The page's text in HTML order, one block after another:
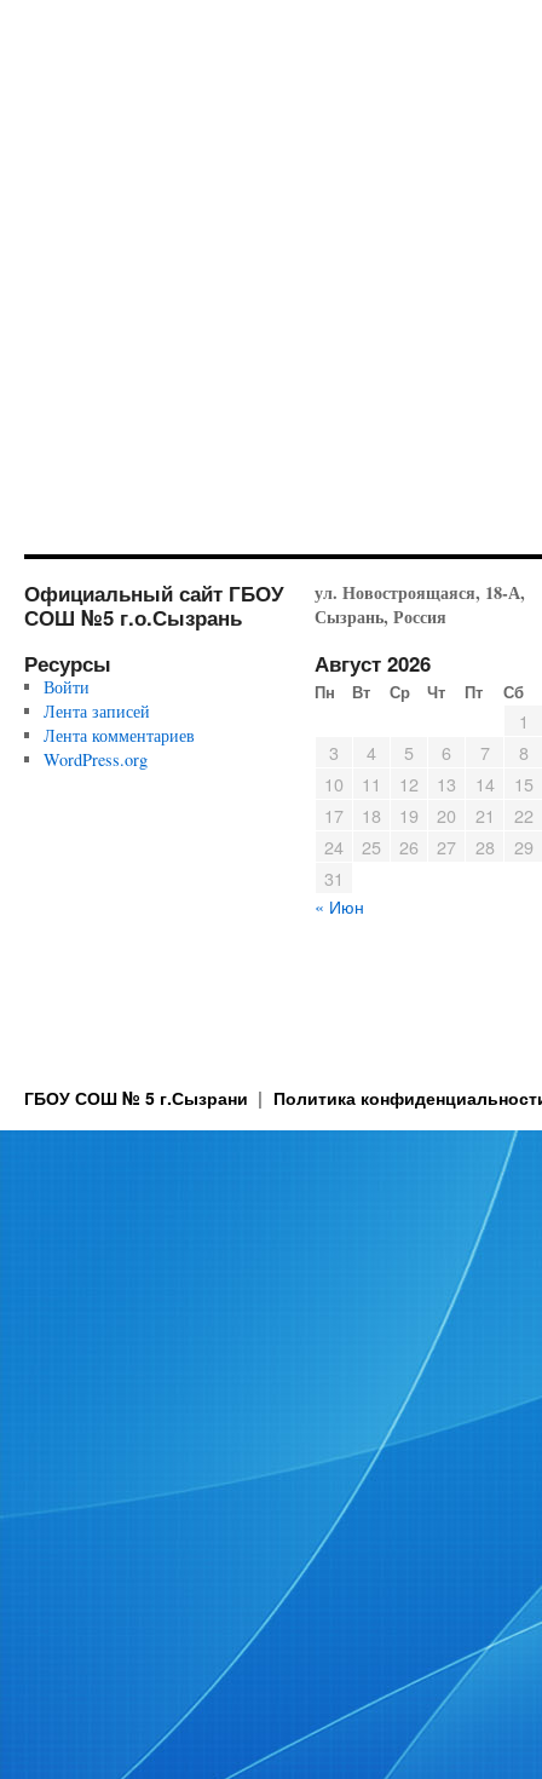
Официальный сайт ГБОУ
СОШ №5 г.о.Сызрань
Ресурсы
Войти
Лента записей
Лента комментариев
WordPress.org
ул. Новостроящаяся, 18-А,
Сызрань, Россия
Август 2026
Пн Вт Ср Чт Пт Сб
1
3
4 5 6 7
8
10
11 12 13 14
15
17
18 19 20 21
22
24
25 26 27 28
29
31
« Июн
ГБОУ СОШ № 5 г.Сызрани Политика